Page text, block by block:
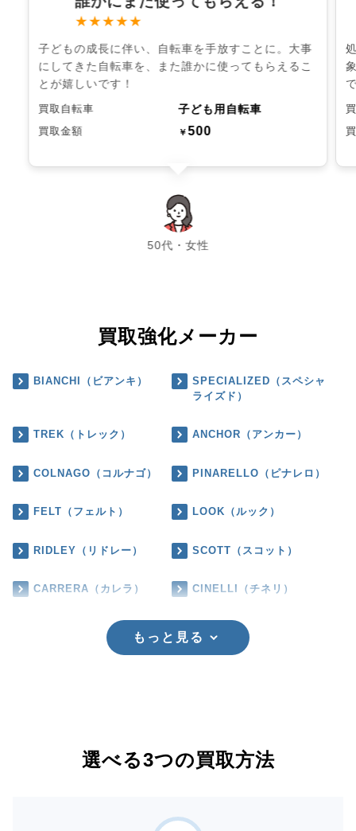
★★★★★
子どもの成長に伴い、自転車を手放すことに。大事
にしてきた自転車を、また誰かに使ってもらえるこ
とが嬉しいです！
買取自転車 子ども用自転車
買取金額 ￥500
50代・女性
chevron_left chevron_right
買取強化メーカー
BIANCHI（ビアンキ）
SPECIALIZED（スペシャ
ライズド）
TREK（トレック） ANCHOR（アンカー）
COLNAGO（コルナゴ） PINARELLO（ピナレロ）
FELT（フェルト） LOOK（ルック）
RIDLEY（リドレー） SCOTT（スコット）
CARRERA（カレラ） CINELLI（チネリ）
もっと見る
選べる3つの買取方法